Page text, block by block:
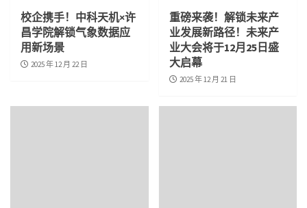
校企携手！中科天机×许
昌学院解锁气象数据应
用新场景
2025 年 12 月 22 日
重磅来袭！解锁未来产
业发展新路径！未来产
业大会将于12月25日盛
大启幕
2025 年 12 月 21 日